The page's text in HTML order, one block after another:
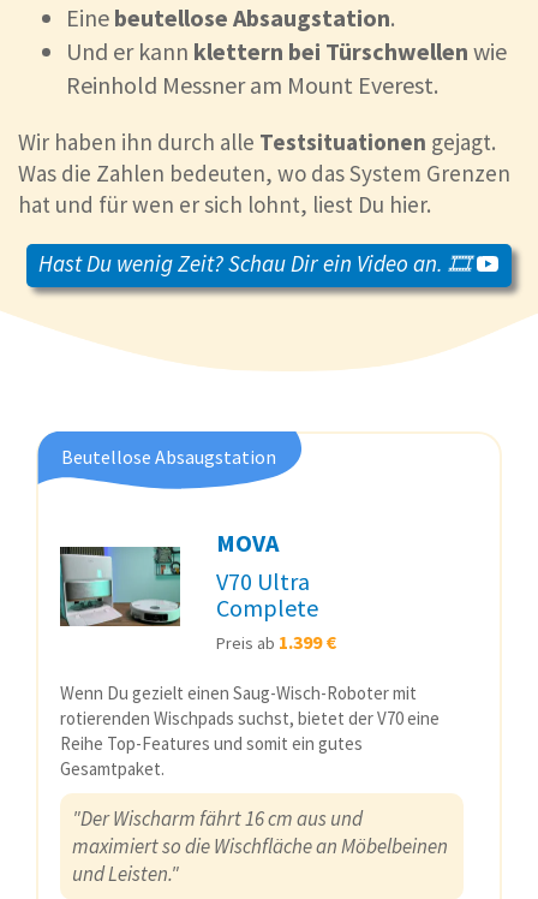
Eine beutellose Absaugstation.
Und er kann klettern bei Türschwellen wie
Reinhold Messner am Mount Everest.
Wir haben ihn durch alle Testsituationen gejagt.
Was die Zahlen bedeuten, wo das System Grenzen
hat und für wen er sich lohnt, liest Du hier.
Hast Du wenig Zeit? Schau Dir ein Video an. 🎞️
Beutellose Absaugstation
MOVA
V70 Ultra
Complete
Preis ab 1.399 €
Wenn Du gezielt einen Saug-Wisch-Roboter mit
rotierenden Wischpads suchst, bietet der V70 eine
Reihe Top-Features und somit ein gutes
Gesamtpaket.
"Der Wischarm fährt 16 cm aus und
maximiert so die Wischfläche an Möbelbeinen
und Leisten."